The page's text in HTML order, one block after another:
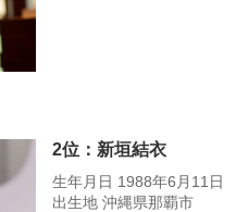
2位：新垣結衣
生年月日 1988年6月11日
出生地 沖縄県那覇市